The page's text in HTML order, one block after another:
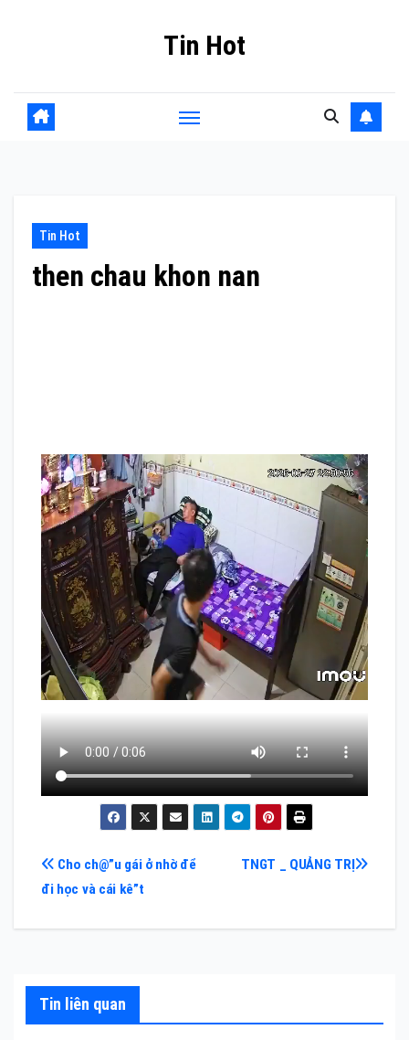
Tin Hot
Tin Hot
then chau khon nan
Điều
hướng
viết
TNGT _ QUẢNG TRỊ
Cho ch@”u gái ở nhờ để
đi học và cái kê”t
Tin liên quan